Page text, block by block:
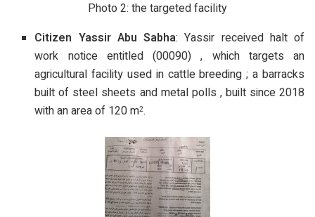
Photo 2: the targeted facility
Citizen Yassir Abu Sabha: Yassir received halt of
work notice entitled (00090) , which targets an
agricultural facility used in cattle breeding ; a barracks
built of steel sheets and metal polls , built since 2018
with an area of 120 m2.